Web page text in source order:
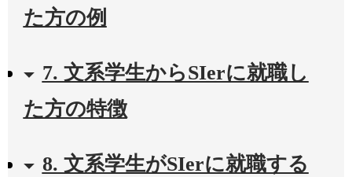
た方の例
7. 文系学生からSIerに就職し
た方の特徴
8. 文系学生がSIerに就職する